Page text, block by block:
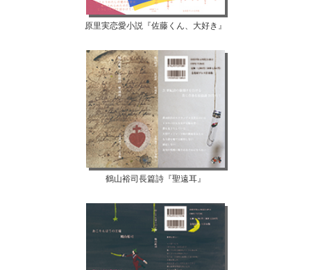
原里実恋愛小説『佐藤くん、大好き』
鶴山裕司長篇詩『聖遠耳』